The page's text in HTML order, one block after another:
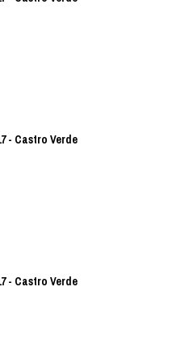
- Castro Verde
- Castro Verde